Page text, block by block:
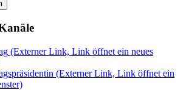
(Externer Link, Link öffnet ein neues
(Externer Link, Link öffnet ein